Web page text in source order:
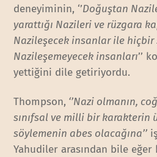
deneyiminin, ‘’Doğuştan
yarattığı Nazileri ve rüzgara
Nazileşecek insanlar ile
Nazileşemeyecek insanları’’
yettiğini dile getiriyordu.
Thompson, ‘’Nazi olmanın,
sınıfsal ve milli bir karakterin
söylemenin abes olacağına’’
Yahudiler arasından bile eğer